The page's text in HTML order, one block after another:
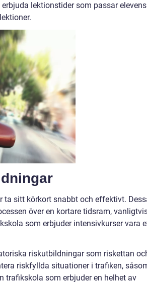
lektionstider som passar elevens
ta sitt körkort snabbt och effektivt.
över en kortare tidsram,
som erbjuder intensivkurser vara
riskutbildningar som riskettan
riskfyllda situationer i trafiken,
trafikskola som erbjuder en helhet av